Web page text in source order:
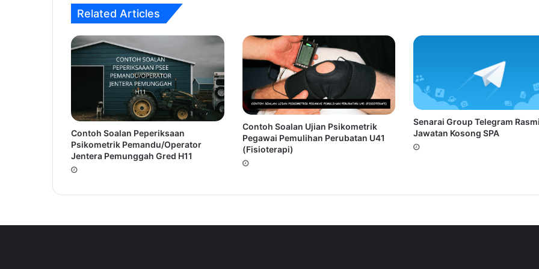
Related Articles
Contoh Soalan Peperiksaan
Psikometrik Pemandu/Operator
Jentera Pemunggah Gred H11
Contoh Soalan Ujian Psikometrik
Pegawai Pemulihan Perubatan U41
(Fisioterapi)
Senarai Group Telegram
Jawatan Kosong SPA